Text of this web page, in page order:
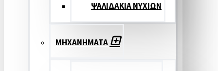
ΨΑΛΙΔΑΚΙΑ ΝΥΧΙΩΝ
ΜΗΧΑΝΗΜΑΤΑ